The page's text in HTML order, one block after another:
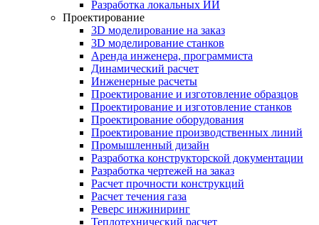
Разработка локальных ИИ
Проектирование
3D моделирование на заказ
3D моделирование станков
Аренда инженера, программиста
Динамический расчет
Инженерные расчеты
Проектирование и изготовление образцов
Проектирование и изготовление станков
Проектирование оборудования
Проектирование производственных линий
Промышленный дизайн
Разработка конструкторской документации
Разработка чертежей на заказ
Расчет прочности конструкций
Расчет течения газа
Реверс инжиниринг
Теплотехнический расчет